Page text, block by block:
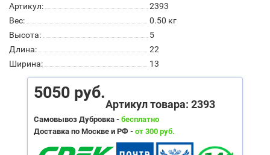
Артикул:
2393
Вес:
0.50 кг
Высота:
5
Длина:
22
Ширина:
13
5050 руб.
Артикул товара: 2393
Самовывоз Дубровка - бесплатно
Доставка по Москве и РФ - от 300 руб.